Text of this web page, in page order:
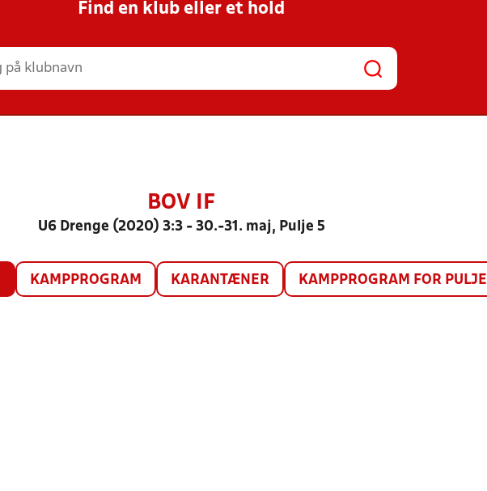
Find en klub eller et hold
BOV IF
U6 Drenge (2020) 3:3 - 30.-31. maj, Pulje 5
KAMPPROGRAM KARANTÆNER KAMPPROGRAM FOR PULJE